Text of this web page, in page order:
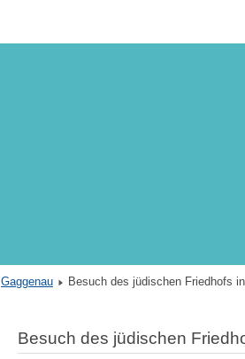
Gaggenau Besuch des jüdischen Friedhofs
Besuch des jüdischen